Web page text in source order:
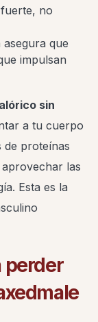
no
que
impulsan
sin
a tu cuerpo
de proteínas
las
Esta es la
perder